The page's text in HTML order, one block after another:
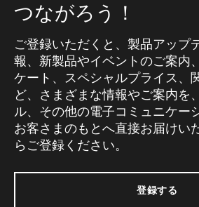
つながろう！
ご登録いただくと、製品アップ
報、新製品やイベントのご案内
ケート、スペシャルプライス、
ど、さまざまな情報やご案内を
ル、その他の電子コミュニケー
お客さまのもとへ直接お届けい
らご登録ください。
登録する